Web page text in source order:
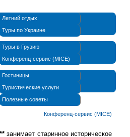
Летний отдых
Туры по Украине
Туры в Грузию
Конференц-сервис (MICE)
Гостиницы
Туристические услуги
Полезные советы
Конференц-сервис (MICE)
занимает старинное историческое